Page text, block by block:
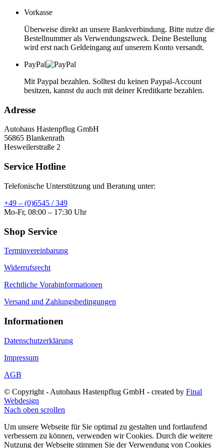
Vorkasse
Überweise direkt an unsere Bankverbindung. Bitte nutze die
Bestellnummer als Verwendungszweck. Deine Bestellung
wird erst nach Geldeingang auf unserem Konto versandt.
PayPal
Mit Paypal bezahlen. Solltest du keinen Paypal-Account
besitzen, kannst du auch mit deiner Kreditkarte bezahlen.
Adresse
Autohaus Hastenpflug GmbH
56865 Blankenrath
Hesweilerstraße 2
Service Hotline
Telefonische Unterstützung und Beratung unter:
+49 – (0)6545 / 349
Mo-Fr, 08:00 – 17:30 Uhr
Shop Service
Terminvereinbarung
Widerrufsrecht
Rechtliche Vorabinformationen
Versand und Zahlungsbedingungen
Informationen
Datenschutzerklärung
Impressum
AGB
© Copyright - Autohaus Hastenpflug GmbH - created by Final
Webdesign
Nach oben scrollen
Um unsere Webseite für Sie optimal zu gestalten und fortlaufend
verbessern zu können, verwenden wir Cookies. Durch die weitere
Nutzung der Webseite stimmen Sie der Verwendung von Cookies